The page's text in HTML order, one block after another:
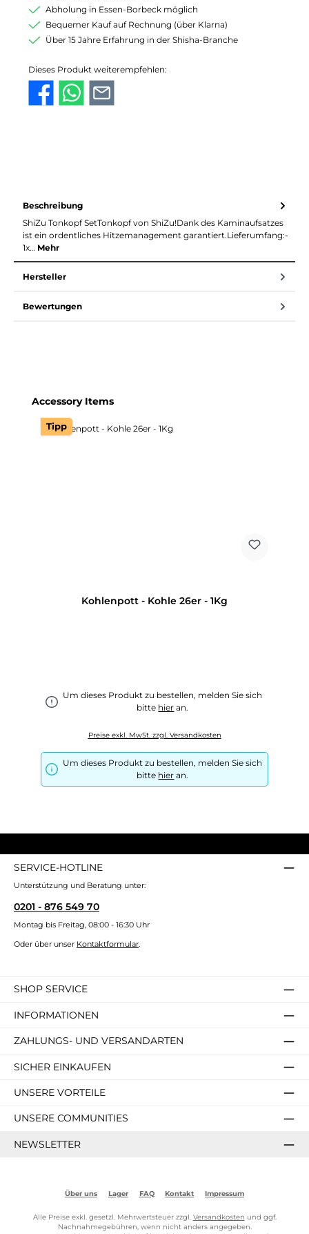
Abholung in Essen-Borbeck möglich
Bequemer Kauf auf Rechnung (über Klarna)
Über 15 Jahre Erfahrung in der Shisha-Branche
Dieses Produkt weiterempfehlen:
Beschreibung
ShiZu Tonkopf SetTonkopf von ShiZu!Dank des Kaminaufsatzes
ist ein ordentliches Hitzemanagement garantiert.Lieferumfang:-
1x… Mehr
Hersteller
Bewertungen
Produktgalerie überspringen
Accessory Items
Tipp
Kohlenpott - Kohle 26er - 1Kg
Um dieses Produkt zu bestellen, melden Sie sich
bitte hier an.
Preise exkl. MwSt. zzgl. Versandkosten
Um dieses Produkt zu bestellen, melden Sie sich
bitte hier an.
SERVICE-HOTLINE
Unterstützung und Beratung unter:
0201 - 876 549 70
Montag bis Freitag, 08:00 - 16:30 Uhr
Oder über unser Kontaktformular.
SHOP SERVICE
INFORMATIONEN
ZAHLUNGS- UND VERSANDARTEN
SICHER EINKAUFEN
UNSERE VORTEILE
UNSERE COMMUNITIES
NEWSLETTER
Über uns Lager FAQ Kontakt Impressum
Alle Preise exkl. gesetzl. Mehrwertsteuer zzgl. Versandkosten und ggf.
Nachnahmegebühren, wenn nicht anders angegeben.